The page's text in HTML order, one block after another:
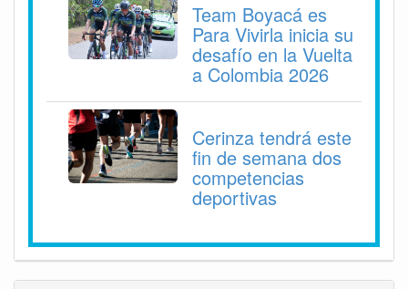
Team Boyacá es
Para Vivirla inicia su
desafío en la Vuelta
a Colombia 2026
Cerinza tendrá este
fin de semana dos
competencias
deportivas